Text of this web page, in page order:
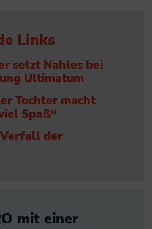
Links
setzt Nahles bei
Ultimatum
Tochter macht
Spaß“
der
mit einer